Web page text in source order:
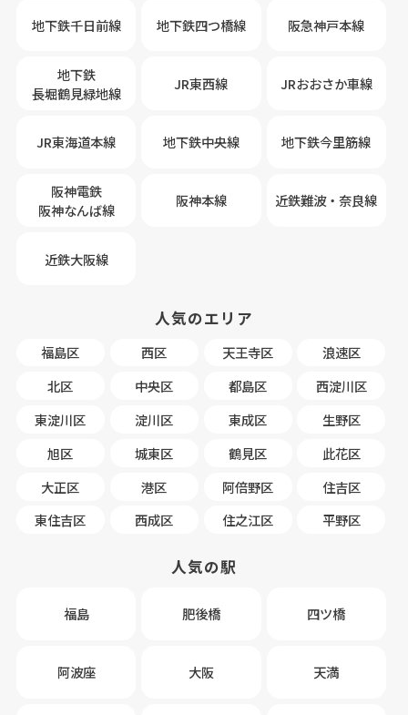
地下鉄千日前線 地下鉄四つ橋線 阪急神戸本線
地下鉄
長堀鶴見緑地線
JR東西線 JRおおさか車線
JR東海道本線 地下鉄中央線 地下鉄今里筋線
阪神電鉄
阪神なんば線
阪神本線 近鉄難波・奈良線
近鉄大阪線
人気のエリア
福島区 西区 天王寺区
浪速区
北区
中央区 都島区
西淀川区
東淀川区
淀川区 東成区
生野区
旭区
城東区 鶴見区
此花区
大正区
港区 阿倍野区
住吉区
東住吉区
西成区 住之江区 平野区
人気の駅
福島 肥後橋 四ツ橋
阿波座 大阪 天満